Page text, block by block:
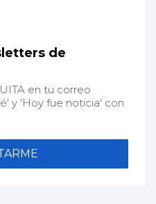
de
en tu correo
y 'Hoy fue noticia' con